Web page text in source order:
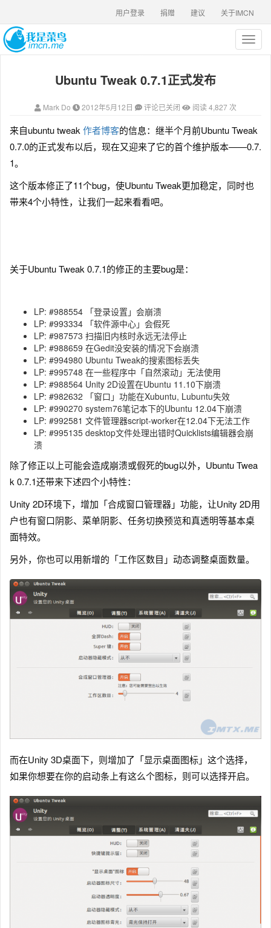
关于IMCN
建议
捐赠
用户登录
T
o
v
i
t
Ubuntu Tweak 0.7.1正式发布
Mark Do 2012年5月12日 评论已关闭 阅读 4,827 次
来自ubuntu tweak 作者博客的信息：继半个月前Ubuntu Tweak
0.7.0的正式发布以后，现在又迎来了它的首个维护版本——0.7.
1。
这个版本修正了11个bug，使Ubuntu Tweak更加稳定，同时也
带来4个小特性，让我们一起来看看吧。
关于Ubuntu Tweak 0.7.1的修正的主要bug是：
LP: #988554 「登录设置」会崩溃
LP: #993334 「软件源中心」会假死
LP: #987573 扫描旧内核时永远无法停止
LP: #988659 在Gedit没安装的情况下会崩溃
LP: #994980 Ubuntu Tweak的搜索图标丢失
LP: #995748 在一些程序中「自然滚动」无法使用
LP: #988564 Unity 2D设置在Ubuntu 11.10下崩溃
LP: #982632 「窗口」功能在Xubuntu, Lubuntu失效
LP: #990270 system76笔记本下的Ubuntu 12.04下崩溃
LP: #992581 文件管理器script-worker在12.04下无法工作
LP: #995135 desktop文件处理出错时Quicklists编辑器会崩
溃
除了修正以上可能会造成崩溃或假死的bug以外，Ubuntu Twea
k 0.7.1还带来下述四个小特性：
Unity 2D环境下，增加「合成窗口管理器」功能，让Unity 2D用
户也有窗口阴影、菜单阴影、任务切换预览和真透明等基本桌
面特效。
另外，你也可以用新增的「工作区数目」动态调整桌面数量。
而在Unity 3D桌面下，则增加了「显示桌面图标」这个选择，
如果你想要在你的启动条上有这么个图标，则可以选择开启。